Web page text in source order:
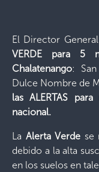
El Director
VERDE para 5
Chalatenango: San
Dulce Nombre de
las ALERTAS
nacional.
La Alerta Verde se
debido a la alta
en los suelos en